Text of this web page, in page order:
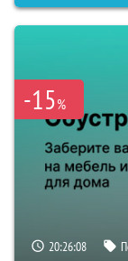
-15%
20:26:07